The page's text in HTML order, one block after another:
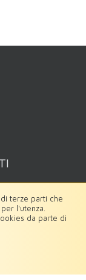
terze parti che
l'utenza.
da parte di